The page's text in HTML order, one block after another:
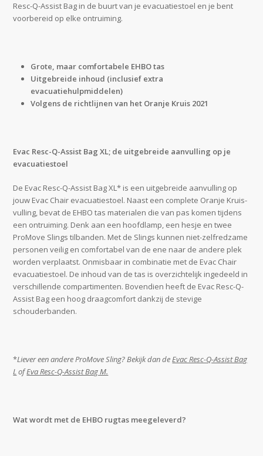
Resc-Q-Assist Bag in de buurt van je evacuatiestoel en je bent
voorbereid op elke ontruiming.
Grote, maar comfortabele EHBO tas
Uitgebreide inhoud (inclusief extra
evacuatiehulpmiddelen)
Volgens de richtlijnen van het Oranje Kruis 2021
Evac Resc-Q-Assist Bag XL; de uitgebreide aanvulling op je
evacuatiestoel
De Evac Resc-Q-Assist Bag XL* is een uitgebreide aanvulling op
jouw Evac Chair evacuatiestoel. Naast een complete Oranje Kruis-
vulling, bevat de EHBO tas materialen die van pas komen tijdens
een ontruiming. Denk aan een hoofdlamp, een hesje en twee
ProMove Slings tilbanden. Met de Slings kunnen niet-zelfredzame
personen veilig en comfortabel van de ene naar de andere plek
worden verplaatst. Onmisbaar in combinatie met de Evac Chair
evacuatiestoel. De inhoud van de tas is overzichtelijk ingedeeld in
verschillende compartimenten. Bovendien heeft de Evac Resc-Q-
Assist Bag een hoog draagcomfort dankzij de stevige
schouderbanden.
*Liever een andere ProMove Sling? Bekijk dan deEvac Resc-Q-Assist Bag
LofEva Resc-Q-Assist Bag M.
Wat wordt met de EHBO rugtas meegeleverd?